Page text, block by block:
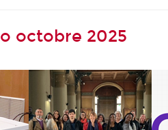
octobre 2025